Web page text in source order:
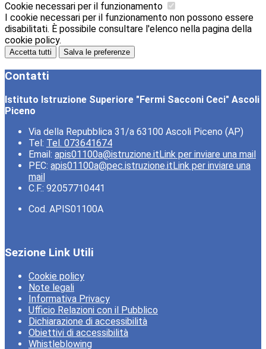
Cookie necessari per il funzionamento
I cookie necessari per il funzionamento non possono essere
disabilitati. È possibile consultare l'elenco nella pagina della
cookie policy.
Accetta tutti Salva le preferenze
Contatti
Istituto Istruzione Superiore "Fermi Sacconi Ceci" Ascoli
Piceno
Via della Repubblica 31/a 63100 Ascoli Piceno (AP)
Tel: Tel. 073641674
Email: apis01100a@istruzione.itLink per inviare una mail
PEC: apis01100a@pec.istruzione.itLink per inviare una
mail
C.F.: 92057710441
Cod. APIS01100A
Sezione Link Utili
Cookie policy
Note legali
Informativa Privacy
Ufficio Relazioni con il Pubblico
Dichiarazione di accessibilità
Obiettivi di accessibilità
Whistleblowing